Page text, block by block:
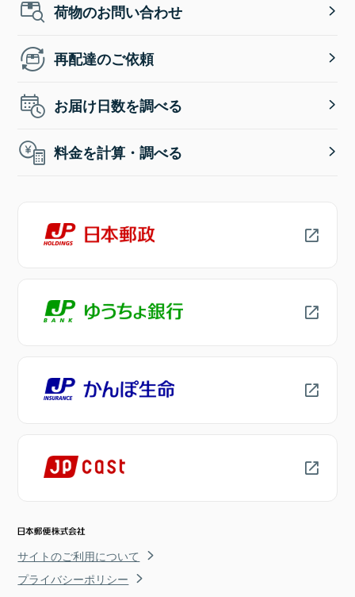
荷物のお問い合わせ
再配達のご依頼
お届け日数を調べる
料金を計算・調べる
サイトのご利用について
プライバシーポリシー